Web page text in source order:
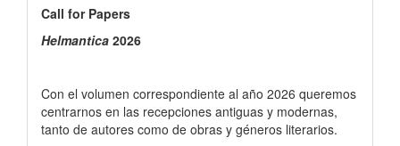
for
Papers
Call for Papers
Helmantica 2026
Con el volumen correspondiente al año 2026 queremos
centrarnos en las recepciones antiguas y modernas,
tanto de autores como de obras y géneros literarios.